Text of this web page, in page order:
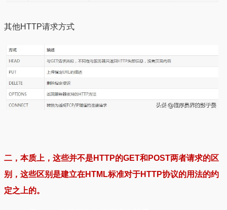
其他HTTP请求方式
二，本质上，这些并不是HTTP的GET和POST两者请求的区
别，这些区别是建立在HTML标准对于HTTP协议的用法的约
定之上的。